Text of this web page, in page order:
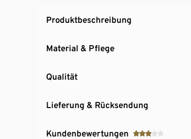
Produktbeschreibung
Material & Pflege
Qualität
Lieferung & Rücksendung
Kundenbewertungen